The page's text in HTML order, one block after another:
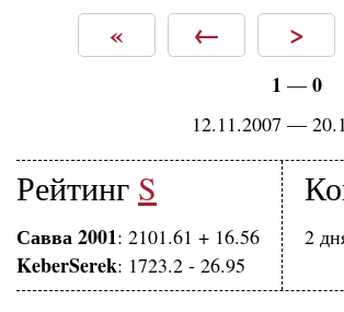
« ← >
1 — 0
12.11.2007 —
Рейтинг S
Савва 2001: 2101.61 + 16.56
KeberSerek: 1723.2 - 26.95
2